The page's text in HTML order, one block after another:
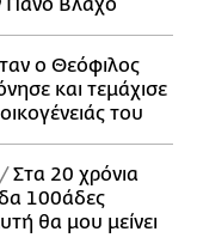
Πάνο Βλάχο
ο Θεόφιλος
και τεμάχισε
του
Στα 20 χρόνια
100άδες
θα μου μείνει